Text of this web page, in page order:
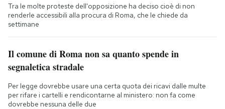
Tra le molte proteste dell'opposizione ha deciso cioè di non
renderle accessibili alla procura di Roma, che le chiede da
settimane
Il comune di Roma non sa quanto spende in
segnaletica stradale
Per legge dovrebbe usare una certa quota dei ricavi dalle multe
per rifare i cartelli e rendicontarne al ministero: non fa come
dovrebbe nessuna delle due